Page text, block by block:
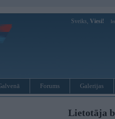
Sveiks, Viesi!
Forums Galerijas
Lietotāja